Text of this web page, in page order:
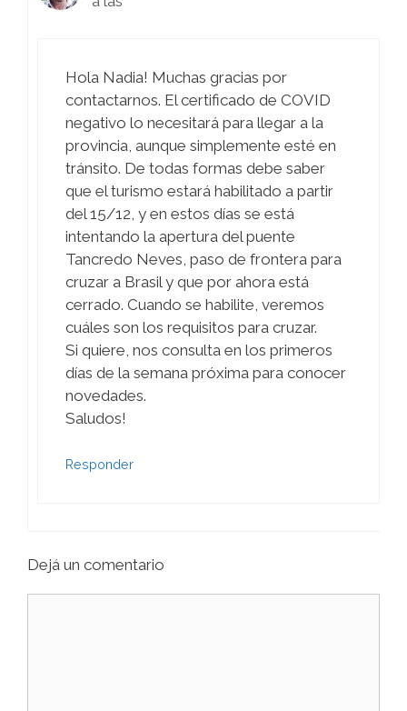
Hola Nadia! Muchas gracias por
contactarnos. El certificado de COVID
negativo lo necesitará para llegar a la
provincia, aunque simplemente esté en
tránsito. De todas formas debe saber
que el turismo estará habilitado a partir
del 15/12, y en estos días se está
intentando la apertura del puente
Tancredo Neves, paso de frontera para
cruzar a Brasil y que por ahora está
cerrado. Cuando se habilite, veremos
cuáles son los requisitos para cruzar.
Si quiere, nos consulta en los primeros
días de la semana próxima para conocer
novedades.
Saludos!
Responder
Dejá un comentario